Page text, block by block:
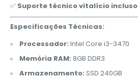
✅ Suporte técnico vitalício incluso
Especificações Técnicas:
Processador: Intel Core i3-3470
Memória RAM: 8GB DDR3
Armazenamento: SSD 240GB